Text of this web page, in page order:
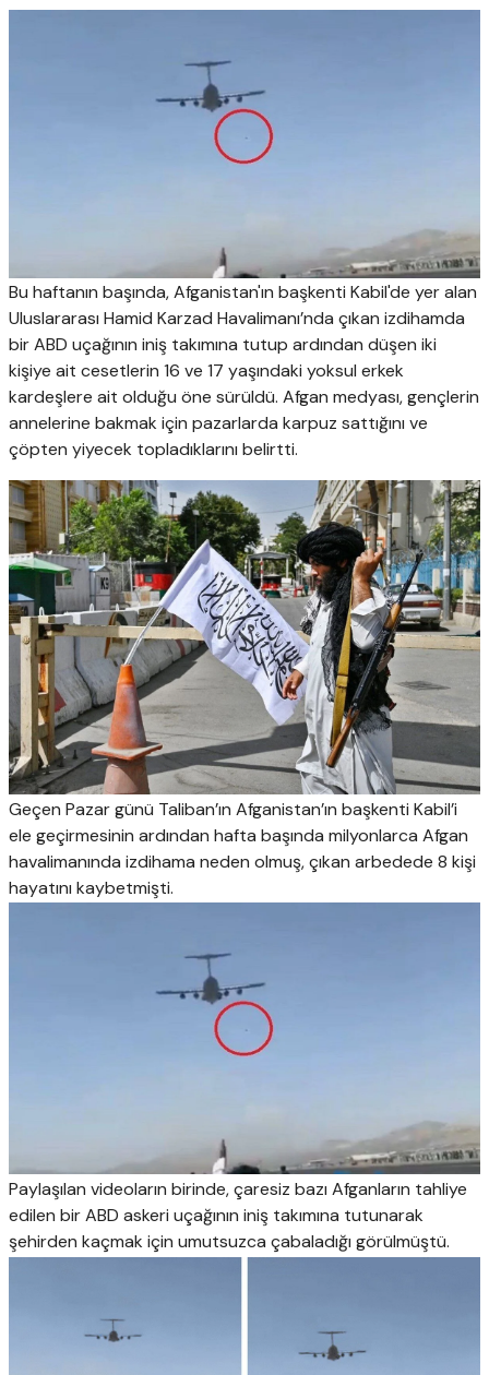
Bu haftanın başında, Afganistan'ın başkenti Kabil'de yer alan
Uluslararası Hamid Karzad Havalimanı’nda çıkan izdihamda
bir ABD uçağının iniş takımına tutup ardından düşen iki
kişiye ait cesetlerin 16 ve 17 yaşındaki yoksul erkek
kardeşlere ait olduğu öne sürüldü. Afgan medyası, gençlerin
annelerine bakmak için pazarlarda karpuz sattığını ve
çöpten yiyecek topladıklarını belirtti.
Geçen Pazar günü Taliban’ın Afganistan’ın başkenti Kabil’i
ele geçirmesinin ardından hafta başında milyonlarca Afgan
havalimanında izdihama neden olmuş, çıkan arbedede 8 kişi
hayatını kaybetmişti.
Paylaşılan videoların birinde, çaresiz bazı Afganların tahliye
edilen bir ABD askeri uçağının iniş takımına tutunarak
şehirden kaçmak için umutsuzca çabaladığı görülmüştü.